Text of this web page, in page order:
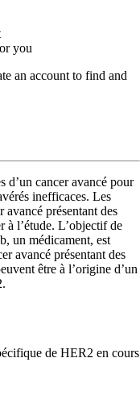
you
an account to find and
d’un cancer avancé pour
inefficaces. Les
avancé présentant des
à l’étude. L’objectif de
un médicament, est
avancé présentant des
être à l’origine d’un
de HER2 en cours